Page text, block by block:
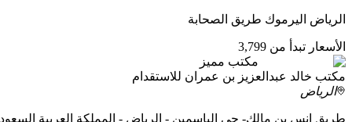
الرياض اليرموك طريق الصحابة
الأسعار تبدأ من 3,799
مكتب مميز
مكتب خالد عبدالعزيز بن عمران للاستقدام
الرياض
طريق انس بن مالك- حي الياسمين - الرياض - المملكة العربية